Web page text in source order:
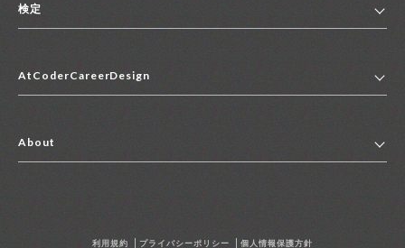
便利リンク集
2027年新卒採用求人一覧
中途採用求人一覧
アルバイト求人一覧
その他求人一覧
検定
マイページ
AtCoderCareerDesign
About
利用規約 プライバシーポリシー 個人情報保護方針